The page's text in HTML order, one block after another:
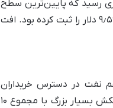
نسبت به قراردادهای سوآپ در بخشی از ژوئن به تخفیف ۱٫۶۴ دلاری رسید که پایین‌ترین سطح
در شش سال بود. متوسط این فاصله قیمتی در ژوئن ۳٫۰۶ دلار بود؛ ماه مه رقم ۹٫۵۹ دلار را ثبت کرده بود. افت
نفت در دسترس خریداران
آسیایی را افزایش داده است. داده‌های کشتیرانی نشان می‌دهد دست کم پنج نفتکش بسیار بزرگ با مجموع ۱۰